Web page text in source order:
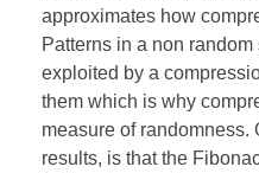
approximates how
Patterns in a non
exploited by a
them which is why
measure of randomness.
results, is that the